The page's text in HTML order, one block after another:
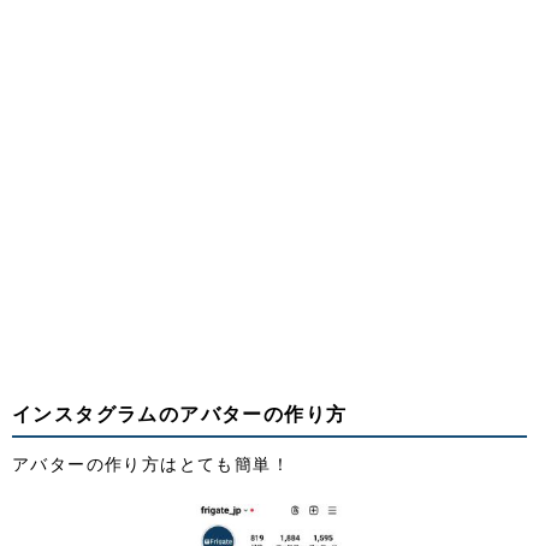
インスタグラムのアバターの作り方
アバターの作り方はとても簡単！